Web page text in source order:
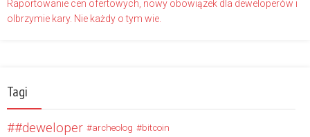
Raportowanie cen ofertowych, nowy obowiązek dla deweloperów i
olbrzymie kary. Nie każdy o tym wie.
Tagi
#deweloper archeolog bitcoin